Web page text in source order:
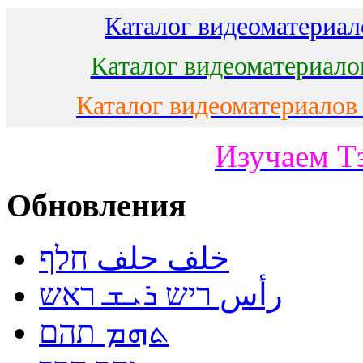
Каталог
Каталог
Каталог
Изучаем
Обновления
خلف حلف חלף
رأس ריש ܪܝܫ ראש
ܬܗܡ תהם